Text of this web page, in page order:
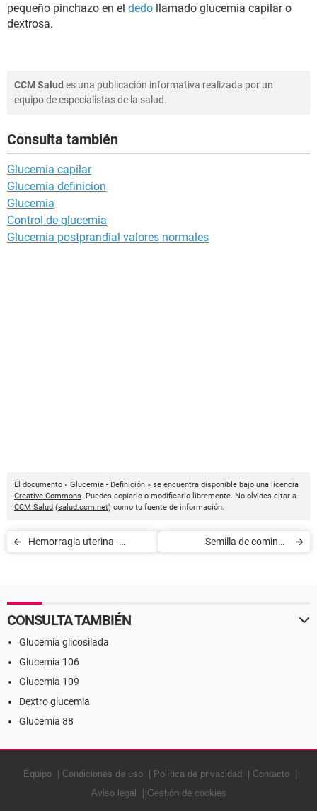
pequeño pinchazo en el dedo llamado glucemia capilar o
dextrosa.
CCM Salud es una publicación informativa realizada por un
equipo de especialistas de la salud.
Consulta también
Glucemia capilar
Glucemia definicion
Glucemia
Control de glucemia
Glucemia postprandial valores normales
El documento « Glucemia - Definición » se encuentra disponible bajo una licencia
Creative Commons. Puedes copiarlo o modificarlo libremente. No olvides citar a
CCM Salud (salud.ccm.net) como tu fuente de información.
Hemorragia uterina -
Semilla de comino -
CONSULTA TAMBIÉN
Glucemia glicosilada
Glucemia 106
Glucemia 109
Dextro glucemia
Glucemia 88
Equipo Condiciones de uso Política de privacidad
Contacto
Aviso legal
Gestión de cookies